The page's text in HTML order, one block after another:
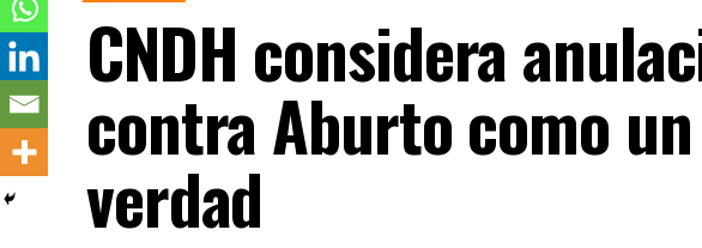
CNDH considera
contra Aburto como
verdad